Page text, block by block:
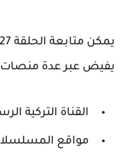
يمكن متابعة الحلقة 27 من مسلسل
يفيض عبر عدة منصات
القناة التركية
مواقع